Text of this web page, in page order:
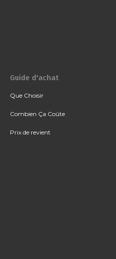
Guide d'achat
Que Choisir
Combien Ça Coûte
Prix de revient